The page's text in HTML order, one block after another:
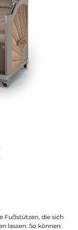
Fußstützen, die sich
lassen. So können